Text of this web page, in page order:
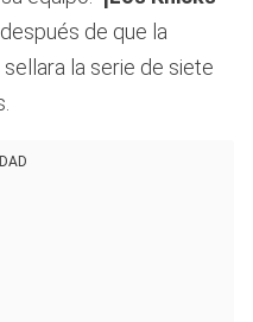
de que la
la serie de siete